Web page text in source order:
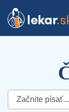
Hľadať: